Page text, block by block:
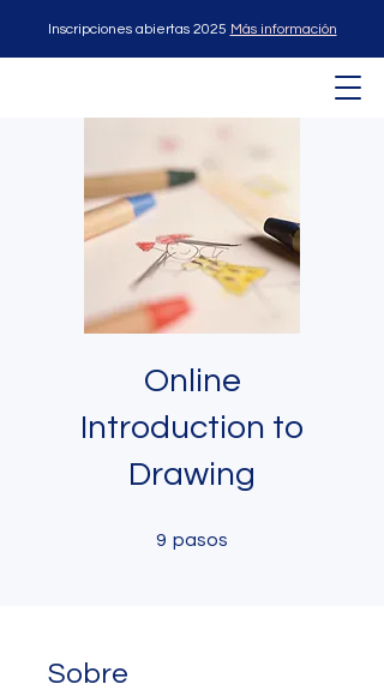
Inscripciones abiertas 2025 Más información
Online
Introduction to
Drawing
9 pasos
Sobre